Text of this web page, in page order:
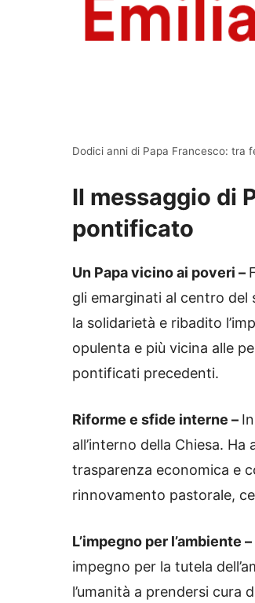
Dodici anni di Papa Francesco: tra
Il messaggio di
pontificato
Un Papa vicino ai poveri –
gli emarginati al centro del
la solidarietà e ribadito
opulenta e più vicina alle
pontificati precedenti.
Riforme e sfide interne –
all’interno della Chiesa.
trasparenza economica e
rinnovamento pastorale,
L’impegno per l’ambiente –
impegno per la tutela
l’umanità a prendersi cura